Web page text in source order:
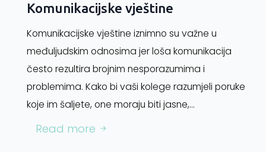
Komunikacijske vještine
Komunikacijske vještine iznimno su važne u
međuljudskim odnosima jer loša komunikacija
često rezultira brojnim nesporazumima i
problemima. Kako bi vaši kolege razumjeli poruke
koje im šaljete, one moraju biti jasne,…
Read more